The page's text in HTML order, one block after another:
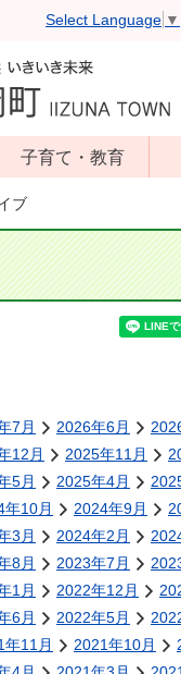
Select Language ▼
子育て・教育
年齢別子育て情
生涯学習
学校教育・奨学
金
人権・平和啓発
学校給食
児童クラブ
飯綱町コミュニ
ティスクール
ブ
7月 2026年6月
12月 2025年11月
5月 2025年4月
年10月 2024年9月
3月 2024年2月
8月 2023年7月
1月 2022年12月
6月 2022年5月
年11月 2021年10月